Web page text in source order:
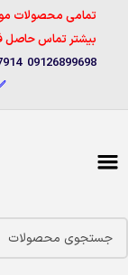
تمامی محصولات
بیشتر تماس حاصل
09126899698 33907914-021